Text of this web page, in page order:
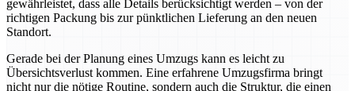
gewährleistet, dass alle Details berücksichtigt werden – von der
richtigen Packung bis zur pünktlichen Lieferung an den neuen
Standort.
Gerade bei der Planung eines Umzugs kann es leicht zu
Übersichtsverlust kommen. Eine erfahrene Umzugsfirma bringt
nicht nur die nötige Routine, sondern auch die Struktur, die einen